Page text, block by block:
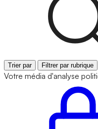
Trier par Filtrer par rubrique
Votre média d'analyse